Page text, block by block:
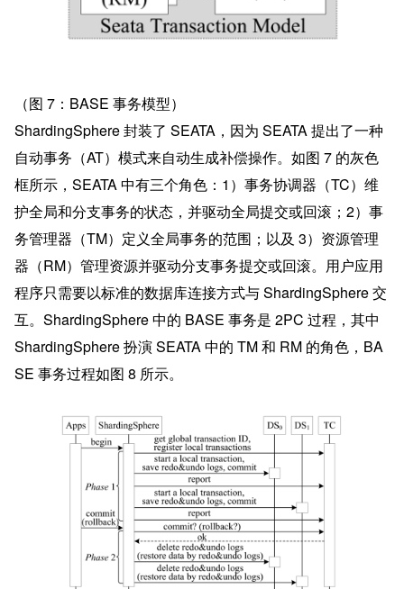
（图 7：BASE 事务模型）
ShardingSphere 封装了 SEATA，因为 SEATA 提出了一种
自动事务（AT）模式来自动生成补偿操作。如图 7 的灰色
框所示，SEATA 中有三个角色：1）事务协调器（TC）维
护全局和分支事务的状态，并驱动全局提交或回滚；2）事
务管理器（TM）定义全局事务的范围；以及 3）资源管理
器（RM）管理资源并驱动分支事务提交或回滚。用户应用
程序只需要以标准的数据库连接方式与 ShardingSphere 交
互。ShardingSphere 中的 BASE 事务是 2PC 过程，其中
ShardingSphere 扮演 SEATA 中的 TM 和 RM 的角色，BA
SE 事务过程如图 8 所示。